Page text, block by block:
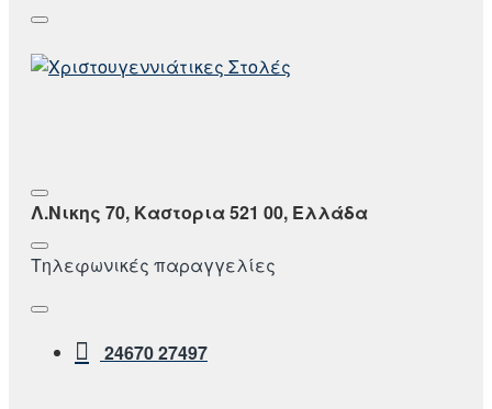
Λ.Νικης 70, Καστορια 521 00, Ελλάδα
Τηλεφωνικές παραγγελίες
24670 27497